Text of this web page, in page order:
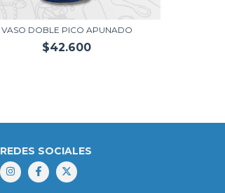
VASO DOBLE PICO APUNADO
$42.600
REDES SOCIALES